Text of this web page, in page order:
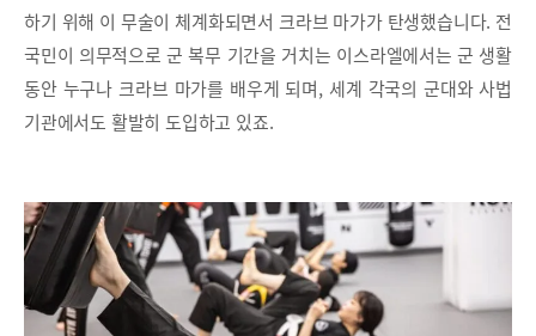
하기 위해 이 무술이 체계화되면서 크라브 마가가 탄생했습니다. 전
국민이 의무적으로 군 복무 기간을 거치는 이스라엘에서는 군 생활
동안 누구나 크라브 마가를 배우게 되며, 세계 각국의 군대와 사법
기관에서도 활발히 도입하고 있죠.